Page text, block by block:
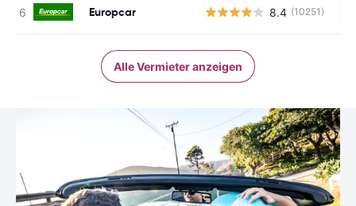
Europcar 8.4 (10251)
Alle Vermieter anzeigen